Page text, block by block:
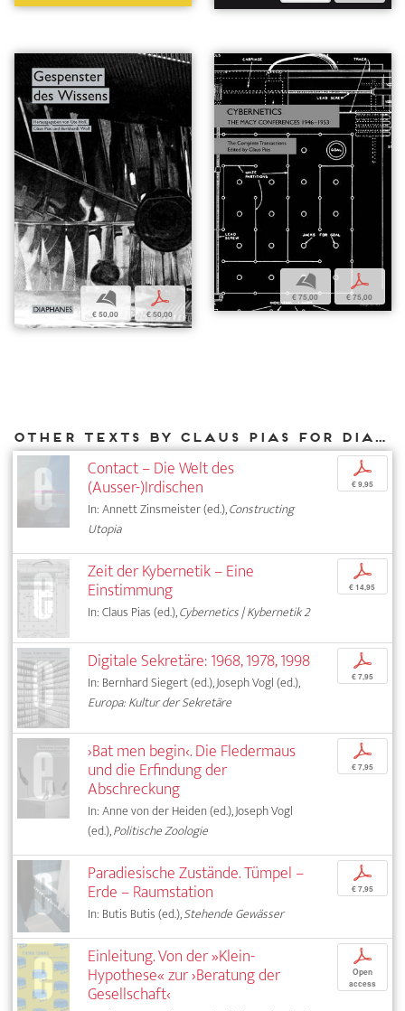
b
€ 50,00
p
€ 50,00
b
€ 75,00
p
€ 75,00
Other texts by Claus Pias for DIAPHANES
Contact – Die Welt des
(Ausser-)Irdischen
In: Annett Zinsmeister (ed.),Constructing
Utopia
p
€ 9,95
Zeit der Kybernetik – Eine
Einstimmung
In: Claus Pias (ed.),Cybernetics | Kybernetik 2
p
€ 14,95
Digitale Sekretäre: 1968, 1978, 1998
In: Bernhard Siegert (ed.), Joseph Vogl (ed.),
Europa: Kultur der Sekretäre
p
€ 7,95
›Bat men begin‹. Die Fledermaus
und die Erfindung der
Abschreckung
In: Anne von der Heiden (ed.), Joseph Vogl
(ed.),Politische Zoologie
p
€ 7,95
Paradiesische Zustände. Tümpel –
Erde – Raumstation
In: Butis Butis (ed.),Stehende Gewässer
p
€ 7,95
Einleitung. Von der »Klein-
Hypothese« zur ›Beratung der
Gesellschaft‹
p
Open
access